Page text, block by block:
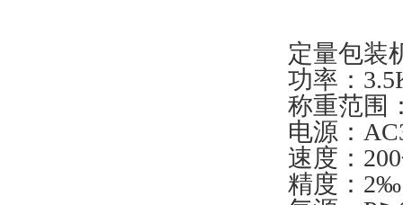
定量包装
功率：
称重范围
电源：
速度：
精度：2‰